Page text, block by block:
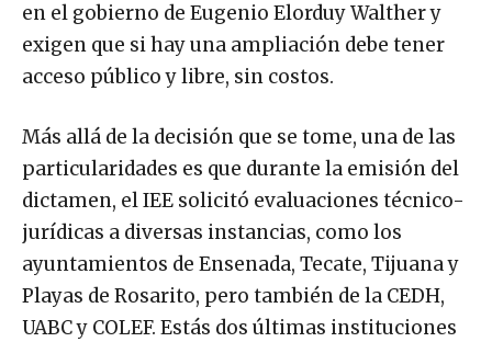
en el gobierno de Eugenio Elorduy Walther y
exigen que si hay una ampliación debe tener
acceso público y libre, sin costos.
Más allá de la decisión que se tome, una de las
particularidades es que durante la emisión del
dictamen, el IEE solicitó evaluaciones técnico-
jurídicas a diversas instancias, como los
ayuntamientos de Ensenada, Tecate, Tijuana y
Playas de Rosarito, pero también de la CEDH,
UABC y COLEF. Estás dos últimas instituciones